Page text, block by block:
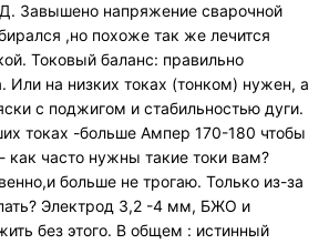
Завышено напряжение сварочной
,но похоже так же лечится
Токовый баланс: правильно
Или на низких токах (тонком) нужен, а
с поджигом и стабильностью дуги.
токах -больше Ампер 170-180 чтобы
как часто нужны такие токи вам?
больше не трогаю. Только из-за
Электрод 3,2 -4 мм, БЖО и
без этого. В общем : истинный